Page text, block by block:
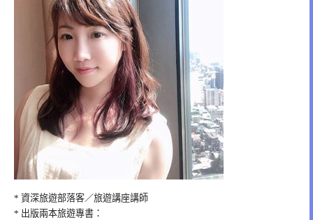
* 資深旅遊部落客／旅遊講座講師
* 出版兩本旅遊專書：